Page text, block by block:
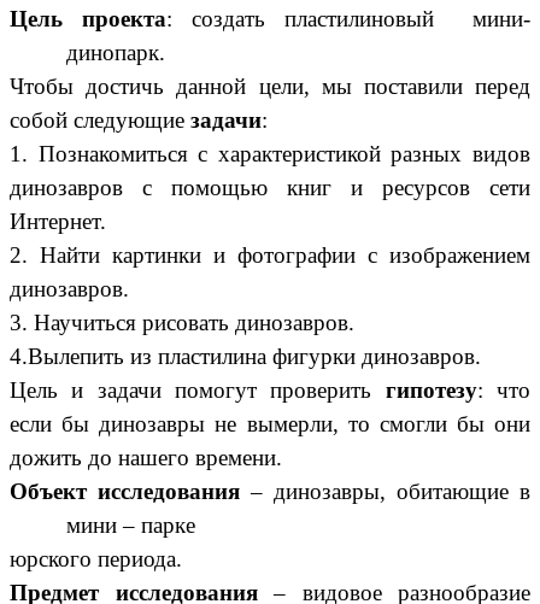
Цель проекта: создать пластилиновый мини-
динопарк.
Чтобы достичь данной цели, мы поставили перед
собой следующие задачи:
1. Познакомиться с характеристикой разных видов
динозавров с помощью книг и ресурсов сети
Интернет.
2. Найти картинки и фотографии с изображением
динозавров.
3. Научиться рисовать динозавров.
4.Вылепить из пластилина фигурки динозавров.
Цель и задачи помогут проверить гипотезу: что
если бы динозавры не вымерли, то смогли бы они
дожить до нашего времени.
Объект исследования – динозавры, обитающие в
мини – парке
юрского периода.
Предмет исследования– видовое разнообразие